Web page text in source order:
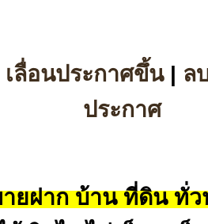
เลื่อนประกาศขึ้น| ล
ประกาศ
ยฝาก บ้าน ที่ดิน ทั่ว